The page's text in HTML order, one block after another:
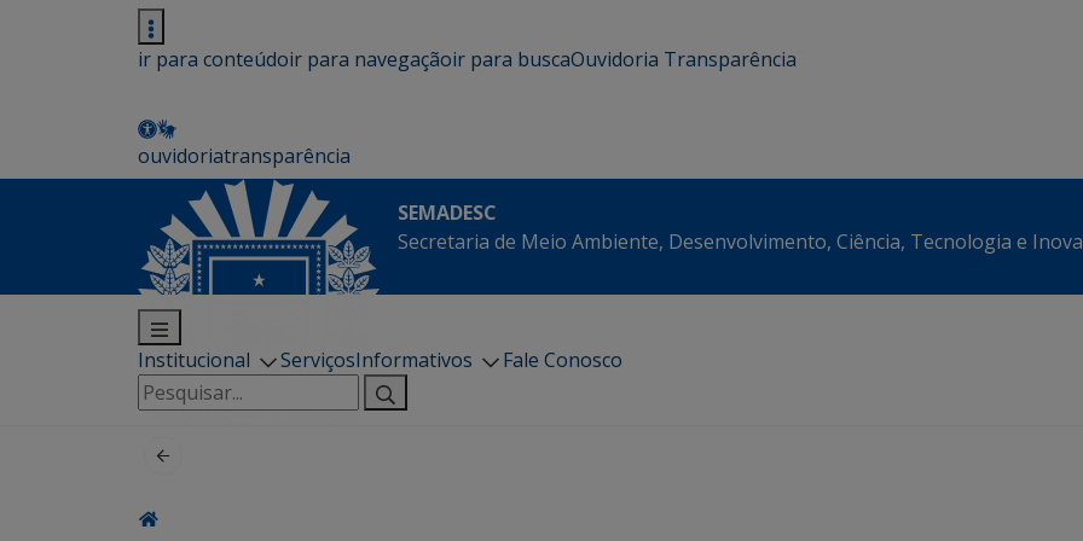
ir para conteúdoir para navegaçãoir para buscaOuvidoria Transparência
ouvidoriatransparência
SEMADESC
Secretaria de Meio Ambiente, Desenvolvimento, Ciência, Tecnologia e
Institucional ServiçosInformativos
Fale Conosco
Pesquisar
por: